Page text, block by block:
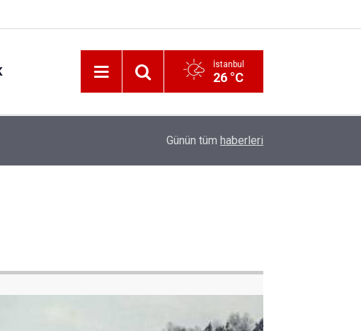
İstanbul
26 °C
İzmir 112’de Kan Donduran İddialar!
Günün tüm haberleri